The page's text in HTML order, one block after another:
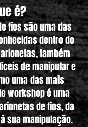
é?
fios são uma das
dentro do
também
de manipular e
uma das mais
workshop é uma
de fios, da
sua manipulação.